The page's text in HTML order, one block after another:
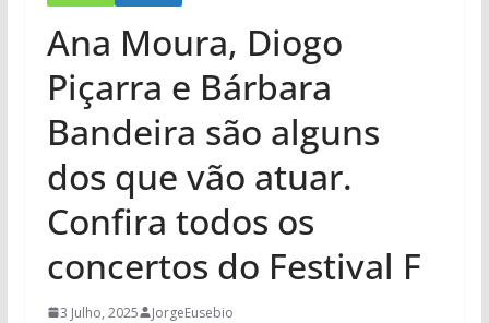
Ana Moura, Diogo
Piçarra e Bárbara
Bandeira são alguns
dos que vão atuar.
Confira todos os
concertos do Festival F
3 Julho, 2025
JorgeEusebio